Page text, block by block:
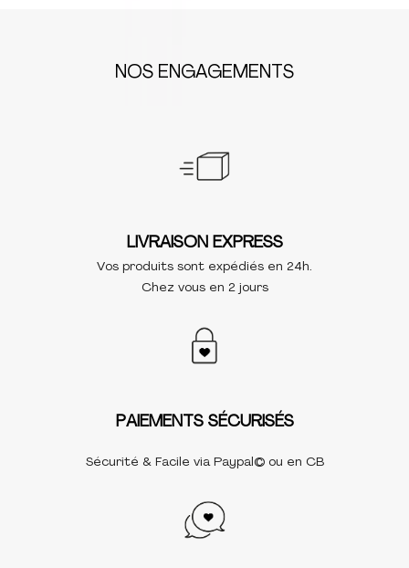
NOS ENGAGEMENTS
LIVRAISON EXPRESS
Vos produits sont expédiés en 24h.
Chez vous en 2 jours
PAIEMENTS SÉCURISÉS
Sécurité & Facile via Paypal©️ ou en CB